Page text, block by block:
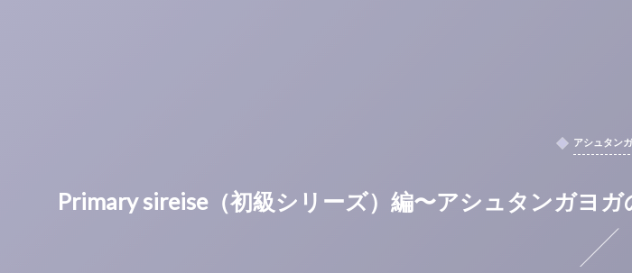
アシュタン
Primary sireise（初級シリーズ）編〜アシュタンガヨ